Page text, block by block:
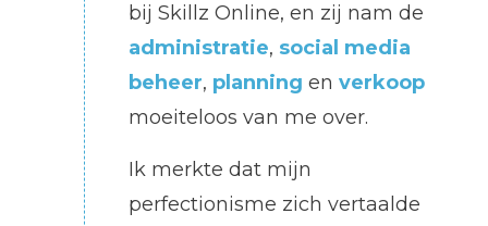
bij Skillz Online, en zij nam de
administratie, social media
beheer, planning en verkoop
moeiteloos van me over.
Ik merkte dat mijn
perfectionisme zich vertaalde